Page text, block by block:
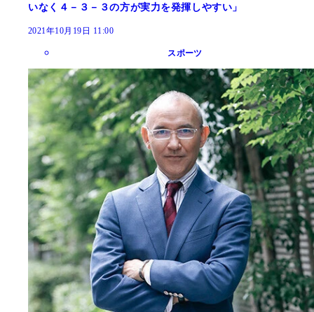
いなく４－３－３の方が実力を発揮しやすい」
2021年10月19日 11:00
スポーツ